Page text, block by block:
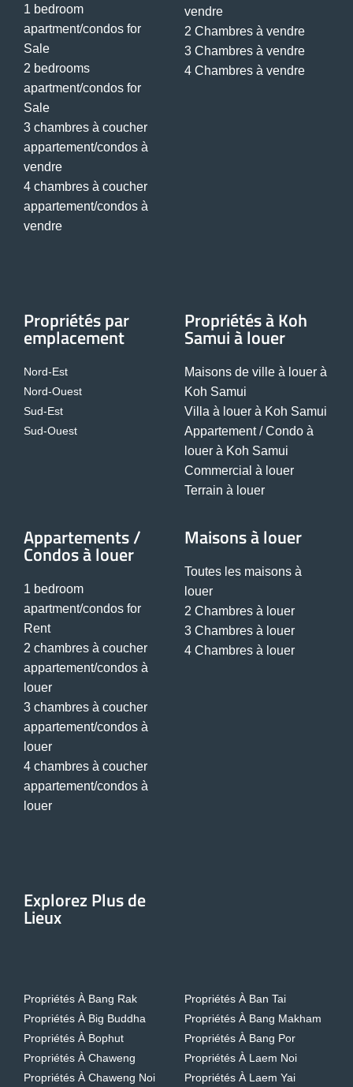
1 bedroom
apartment/condos for
Sale
2 bedrooms
apartment/condos for
Sale
3 chambres à coucher
appartement/condos à
vendre
4 chambres à coucher
appartement/condos à
vendre
vendre
2 Chambres à vendre
3 Chambres à vendre
4 Chambres à vendre
Propriétés par
emplacement
Nord-Est
Nord-Ouest
Sud-Est
Sud-Ouest
Propriétés à Koh
Samui à louer
Maisons de ville à louer à
Koh Samui
Villa à louer à Koh Samui
Appartement / Condo à
louer à Koh Samui
Commercial à louer
Terrain à louer
Appartements /
Condos à louer
1 bedroom
apartment/condos for
Rent
2 chambres à coucher
appartement/condos à
louer
3 chambres à coucher
appartement/condos à
louer
4 chambres à coucher
appartement/condos à
louer
Maisons à louer
Toutes les maisons à
louer
2 Chambres à louer
3 Chambres à louer
4 Chambres à louer
Explorez Plus de
Lieux
Propriétés À Bang Rak
Propriétés À Big Buddha
Propriétés À Bophut
Propriétés À Chaweng
Propriétés À Chaweng Noi
Propriétés À Ban Tai
Propriétés À Bang Makham
Propriétés À Bang Por
Propriétés À Laem Noi
Propriétés À Laem Yai